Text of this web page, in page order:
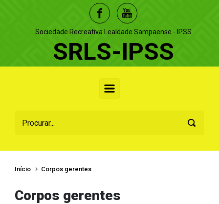
Sociedade Recreativa Lealdade Sampaense - IPSS
SRLS-IPSS
Início Corpos gerentes
Corpos gerentes